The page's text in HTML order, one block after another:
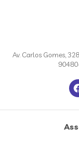
Av. Carlos Gomes,